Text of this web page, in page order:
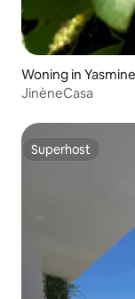
Woning in
JinèneCasa
Superhost
Superhost